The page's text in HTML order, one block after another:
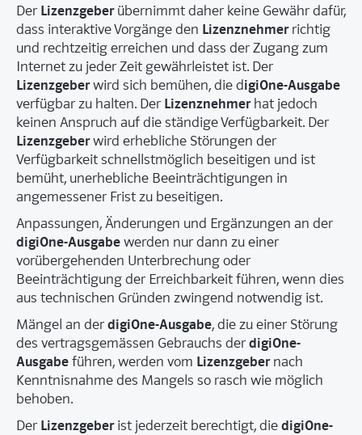
Der Lizenzgeberübernimmt daher keine Gewähr dafür,
dass interaktive Vorgänge den Lizenznehmerrichtig
und rechtzeitig erreichen und dass der Zugang zum
Internet zu jeder Zeit gewährleistet ist. Der
Lizenzgeberwird sich bemühen, die digiOne-Ausgabe
verfügbar zu halten. Der Lizenznehmerhat jedoch
keinen Anspruch auf die ständige Verfügbarkeit. Der
Lizenzgeberwird erhebliche Störungen der
Verfügbarkeit schnellstmöglich beseitigen und ist
bemüht, unerhebliche Beeinträchtigungen in
angemessener Frist zu beseitigen.
Anpassungen, Änderungen und Ergänzungen an der
digiOne-Ausgabewerden nur dann zu einer
vorübergehenden Unterbrechung oder
Beeinträchtigung der Erreichbarkeit führen, wenn dies
aus technischen Gründen zwingend notwendig ist.
Mängel an derdigiOne-Ausgabe, die zu einer Störung
des vertragsgemässen Gebrauchs derdigiOne-
Ausgabeführen, werden vom Lizenzgebernach
Kenntnisnahme des Mangels so rasch wie möglich
behoben.
Der Lizenzgeberist jederzeit berechtigt, diedigiOne-